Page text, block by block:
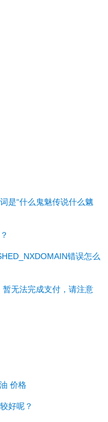
是“什么鬼魅传说什么魑
错误怎么
无法完成支付，请注意
价格
好呢？